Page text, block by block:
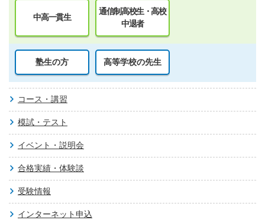
中高一貫生
通信制高校生・高校
中退者
塾生の方 高等学校の先生
コース・講習
模試・テスト
イベント・説明会
合格実績・体験談
受験情報
インターネット申込